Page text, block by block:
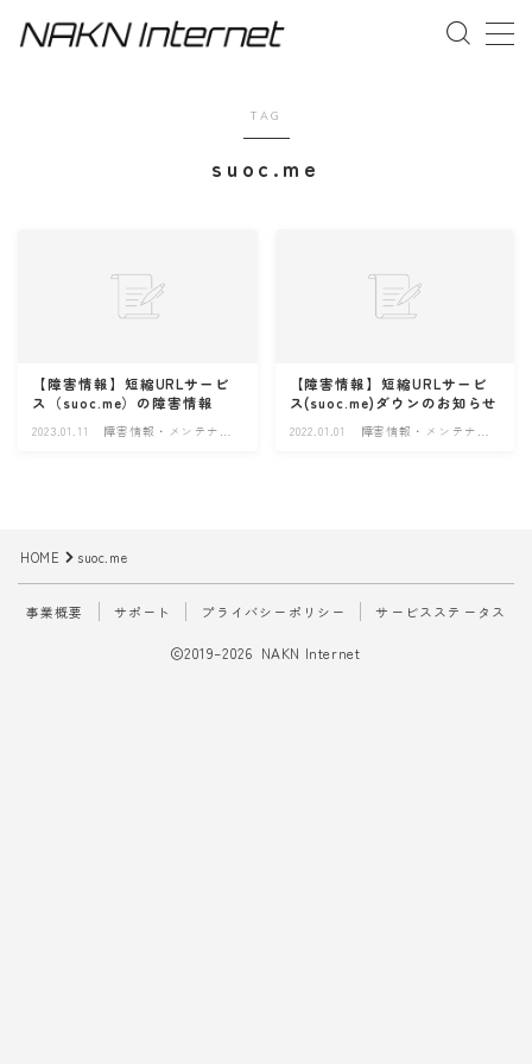
TAG
suoc.me
【障害情報】短縮URLサービ
ス（suoc.me）の障害情報
2023.01.11
障害情報・メンテナン
【障害情報】短縮URLサービ
ス(suoc.me)ダウンのお知らせ
2022.01.01
障害情報・メンテナン
HOME suoc.me
事業概要 サポート プライバシーポリシー サービスステータス
2019–2026 NAKN Internet